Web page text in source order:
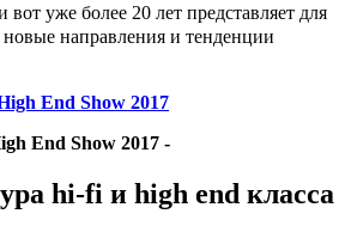
вот уже более 20 лет представляет для
направления и тенденции
End Show 2017 -
hi-fi и high end класса